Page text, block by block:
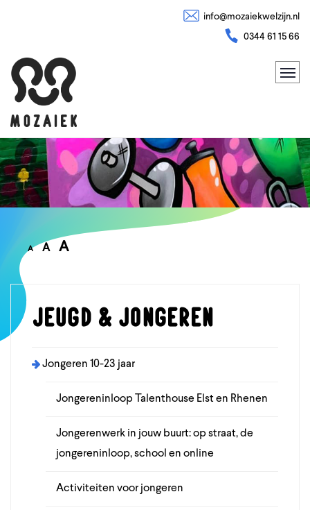
info@mozaiekwelzijn.nl
0344 61 15 66
A A A
Jeugd & jongeren
Jongeren 10-23 jaar
Jongereninloop Talenthouse Elst en Rhenen
Jongerenwerk in jouw buurt: op straat, de
jongereninloop, school en online
Activiteiten voor jongeren